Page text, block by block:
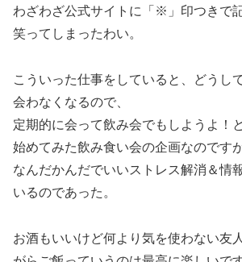
わざわざ公式サイトに「※」印つきで
笑ってしまったわい。
こういった仕事をしていると、どうし
会わなくなるので、
定期的に会って飲み会でもしようよ！
始めてみた飲み食い会の企画なのですが
なんだかんだでいいストレス解消＆情
いるのであった。
お酒もいいけど何より気を使わない友